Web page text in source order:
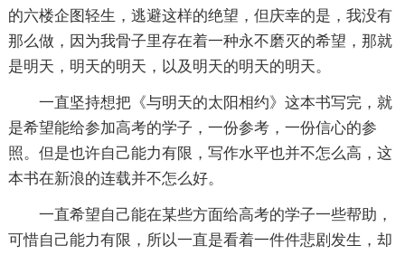
的六楼企图轻生，逃避这样的绝望，但庆幸的是，我没有
那么做，因为我骨子里存在着一种永不磨灭的希望，那就
是明天，明天的明天，以及明天的明天的明天。
一直坚持想把《与明天的太阳相约》这本书写完，就
是希望能给参加高考的学子，一份参考，一份信心的参
照。但是也许自己能力有限，写作水平也并不怎么高，这
本书在新浪的连载并不怎么好。
一直希望自己能在某些方面给高考的学子一些帮助，
可惜自己能力有限，所以一直是看着一件件悲剧发生，却